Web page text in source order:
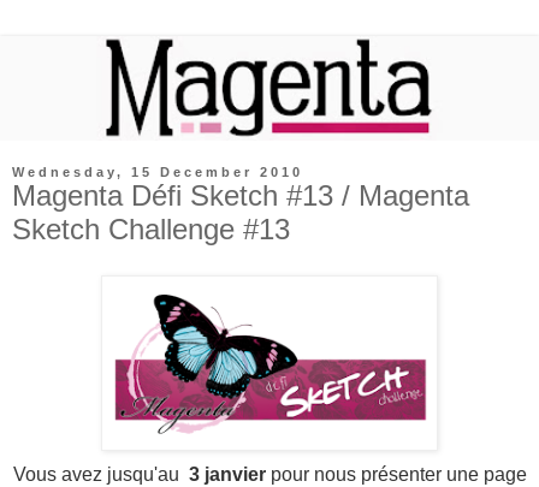
Wednesday, 15 December 2010
Magenta Défi Sketch #13 / Magenta
Sketch Challenge #13
Vous avez jusqu'au 3 janvierpour nous présenter une page